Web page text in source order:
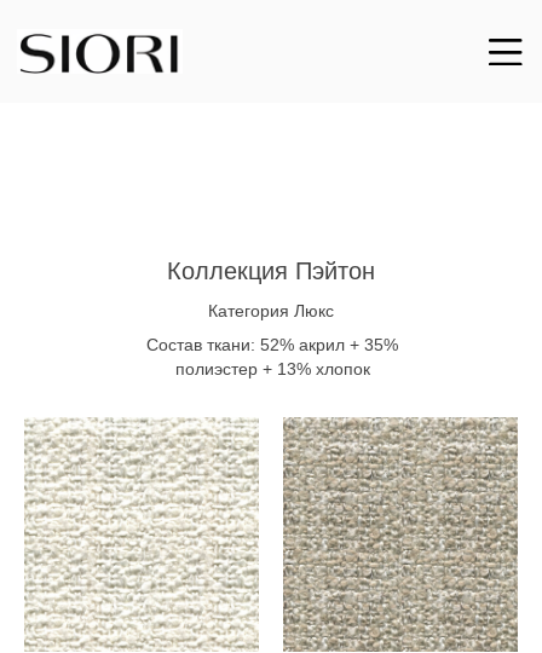
Коллекция Пэйтон
Категория Люкс
Состав ткани: 52% акрил + 35%
полиэстер + 13% хлопок